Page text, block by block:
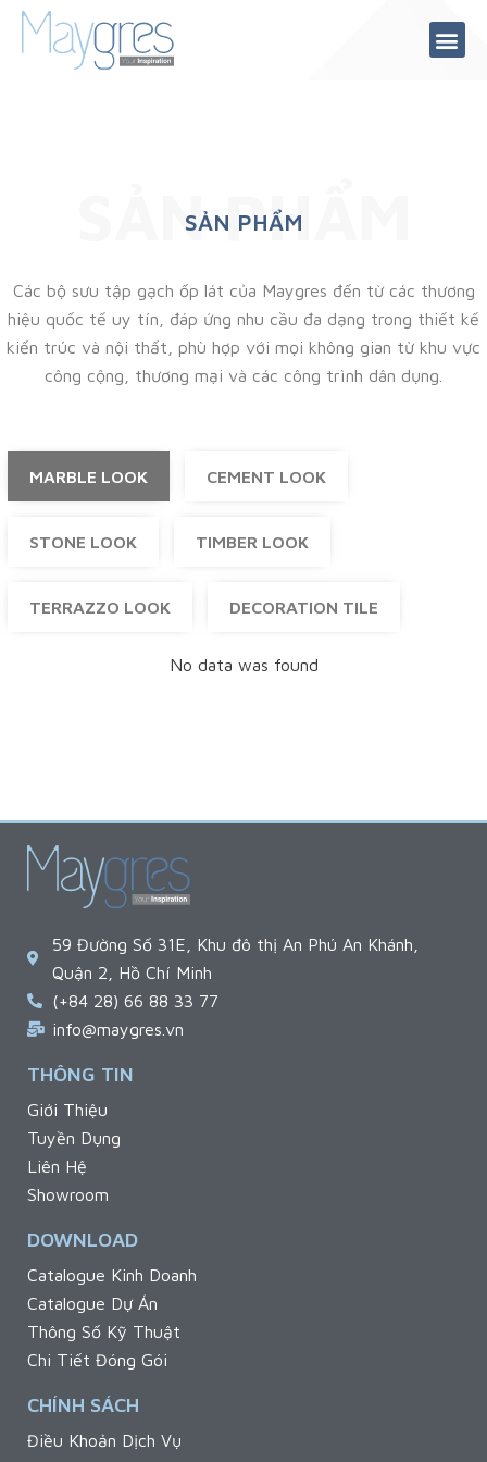
Chuyển
tới
SẢN PHẨM
SẢN PHẨM
Các bộ sưu tập gạch ốp lát của Maygres đến từ các thương
hiệu quốc tế uy tín, đáp ứng nhu cầu đa dạng trong thiết kế
kiến trúc và nội thất, phù hợp với mọi không gian từ khu vực
công cộng, thương mại và các công trình dân dụng.
MARBLE LOOK CEMENT LOOK
STONE LOOK TIMBER LOOK
TERRAZZO LOOK DECORATION TILE
No data was found
59 Đường Số 31E, Khu đô thị An Phú An Khánh,
Quận 2, Hồ Chí Minh
(+84 28) 66 88 33 77
info@maygres.vn
THÔNG TIN
Giới Thiệu
Tuyền Dụng
Liên Hệ
Showroom
DOWNLOAD
Catalogue Kinh Doanh
Catalogue Dự Án
Thông Số Kỹ Thuật
Chi Tiết Đóng Gói
CHÍNH SÁCH
Điều Khoản Dịch Vụ